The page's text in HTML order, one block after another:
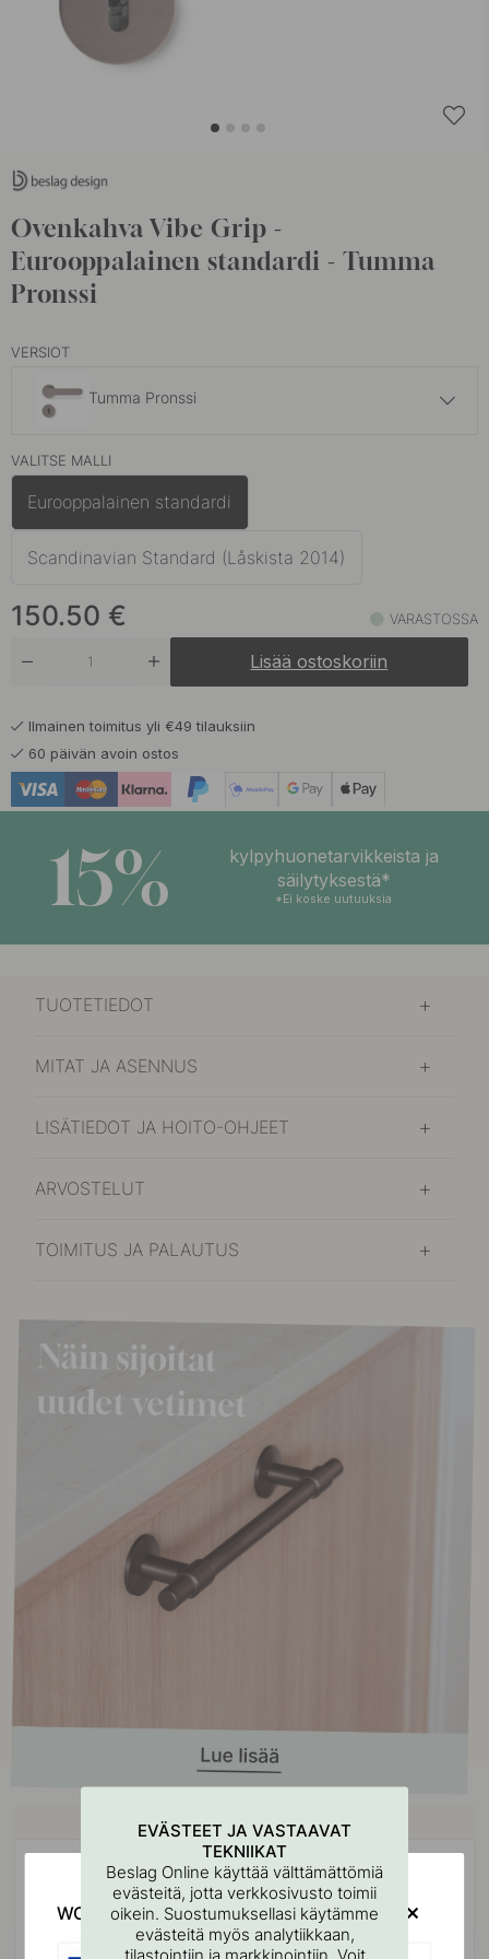
Ovenkahva Vibe Grip -
Eurooppalainen standardi - Tumma
Pronssi
VERSIOT
Tumma Pronssi
Mattamusta
Ruostumaton Terässävy
VALITSE MALLI
Eurooppalainen standardi
Scandinavian Standard (Låskista 2014)
150.50 € VARASTOSSA
Lisää ostoskoriin
Ilmainen toimitus yli €49 tilauksiin
60 päivän avoin ostos
15%
kylpyhuonetarvikkeista ja
säilytyksestä*
*Ei koske uutuuksia
TUOTETIEDOT
MITAT JA ASENNUS
LISÄTIEDOT JA HOITO-OHJEET
ARVOSTELUT
TOIMITUS JA PALAUTUS
Osta yhdessä
EVÄSTEET JA VASTAAVAT
TEKNIIKAT
Beslag Online käyttää välttämättömiä
evästeitä, jotta verkkosivusto toimii
oikein. Suostumuksellasi käytämme
evästeitä myös analytiikkaan,
tilastointiin ja markkinointiin. Voit
WOULD YOU RATHER VISIT?